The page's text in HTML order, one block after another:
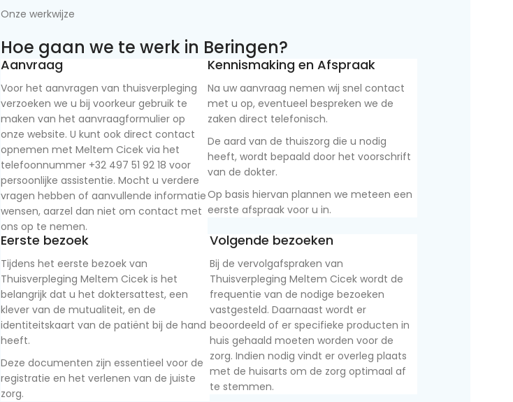
Onze werkwijze
Hoe gaan we te werk in Beringen?
Aanvraag
Voor het aanvragen van thuisverpleging
verzoeken we u bij voorkeur gebruik te
maken van het aanvraagformulier op
onze website. U kunt ook direct contact
opnemen met Meltem Cicek via het
telefoonnummer +32 497 51 92 18 voor
persoonlijke assistentie. Mocht u verdere
vragen hebben of aanvullende informatie
wensen, aarzel dan niet om contact met
ons op te nemen.
Kennismaking en Afspraak
Na uw aanvraag nemen wij snel contact
met u op, eventueel bespreken we de
zaken direct telefonisch.
De aard van de thuiszorg die u nodig
heeft, wordt bepaald door het voorschrift
van de dokter.
Op basis hiervan plannen we meteen een
eerste afspraak voor u in.
Eerste bezoek
Tijdens het eerste bezoek van
Thuisverpleging Meltem Cicek is het
belangrijk dat u het doktersattest, een
klever van de mutualiteit, en de
identiteitskaart van de patiënt bij de hand
heeft.
Deze documenten zijn essentieel voor de
registratie en het verlenen van de juiste
zorg.
Volgende bezoeken
Bij de vervolgafspraken van
Thuisverpleging Meltem Cicek wordt de
frequentie van de nodige bezoeken
vastgesteld. Daarnaast wordt er
beoordeeld of er specifieke producten in
huis gehaald moeten worden voor de
zorg. Indien nodig vindt er overleg plaats
met de huisarts om de zorg optimaal af
te stemmen.